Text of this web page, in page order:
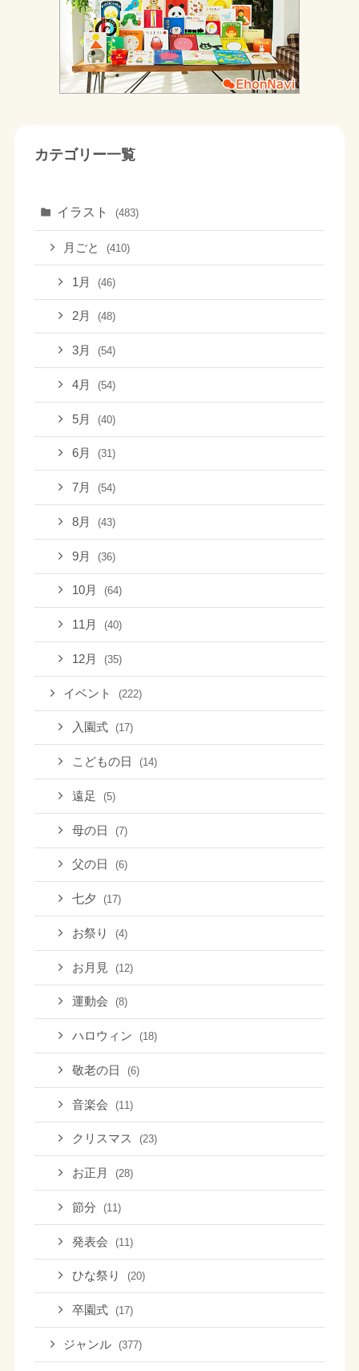
カテゴリー一覧
イラスト (483)
月ごと (410)
1月 (46)
2月 (48)
3月 (54)
4月 (54)
5月 (40)
6月 (31)
7月 (54)
8月 (43)
9月 (36)
10月 (64)
11月 (40)
12月 (35)
イベント (222)
入園式 (17)
こどもの日 (14)
遠足 (5)
母の日 (7)
父の日 (6)
七夕 (17)
お祭り (4)
お月見 (12)
運動会 (8)
ハロウィン (18)
敬老の日 (6)
音楽会 (11)
クリスマス (23)
お正月 (28)
節分 (11)
発表会 (11)
ひな祭り (20)
卒園式 (17)
ジャンル (377)